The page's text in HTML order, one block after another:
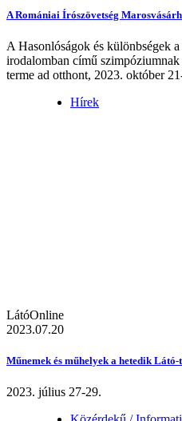
A Romániai Írószövetség
A Hasonlóságok és különbségek
irodalomban című
terme ad otthont, 2023. október
Hírek
LátóOnline
2023.07.20
Műnemek és műhelyek a hetedik
2023. július 27-29.